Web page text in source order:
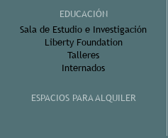
EDUCACIÓN
Sala de Estudio e Investigación
Liberty Foundation
Talleres
Internados
ESPACIOS PARA ALQUILER